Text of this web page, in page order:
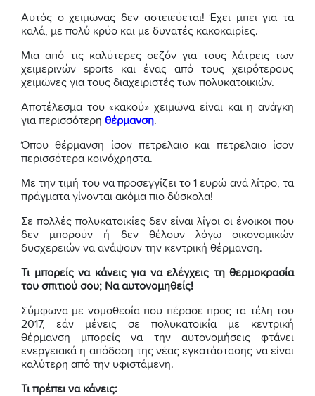
Αυτός ο χειμώνας δεν αστειεύεται! Έχει μπει για τα
καλά, με πολύ κρύο και με δυνατές κακοκαιρίες.
Μια από τις καλύτερες σεζόν για τους λάτρεις των
χειμερινών sports και ένας από τους χειρότερους
χειμώνες για τους διαχειριστές των πολυκατοικιών.
Αποτέλεσμα του «κακού» χειμώνα είναι και η ανάγκη
για περισσότερη θέρμανση.
Όπου θέρμανση ίσον πετρέλαιο και πετρέλαιο ίσον
περισσότερα κοινόχρηστα.
Με την τιμή του να προσεγγίζει το 1 ευρώ ανά λίτρο, τα
πράγματα γίνονται ακόμα πιο δύσκολα!
Σε πολλές πολυκατοικίες δεν είναι λίγοι οι ένοικοι που
δεν μπορούν ή δεν θέλουν λόγω οικονομικών
δυσχερειών να ανάψουν την κεντρική θέρμανση.
Τι μπορείς να κάνεις για να ελέγχεις τη θερμοκρασία
του σπιτιού σου; Να αυτονομηθείς!
Σύμφωνα με νομοθεσία που πέρασε προς τα τέλη του
2017, εάν μένεις σε πολυκατοικία με κεντρική
θέρμανση μπορείς να την αυτονομήσεις φτάνει
ενεργειακά η απόδοση της νέας εγκατάστασης να είναι
καλύτερη από την υφιστάμενη.
Τι πρέπει να κάνεις: